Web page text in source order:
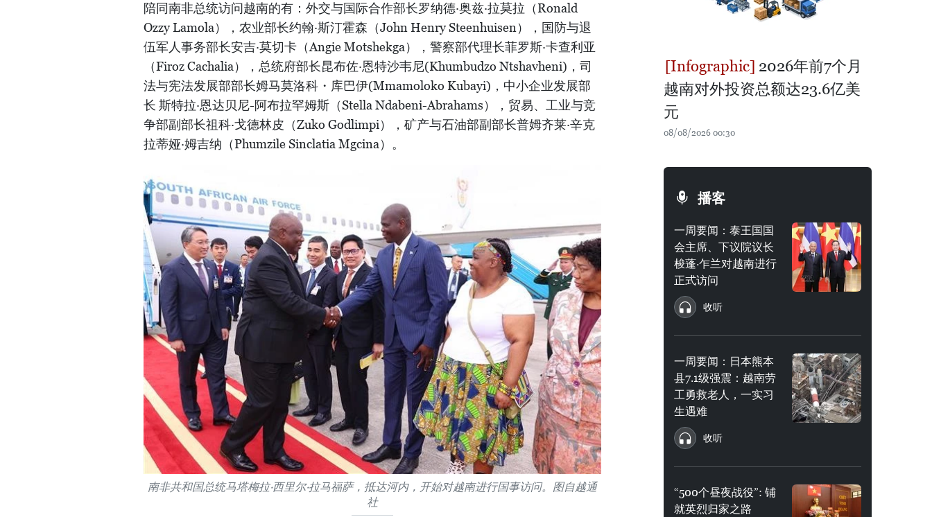
陪同南非总统访问越南的有：外交与国际合作部长罗纳德·奥兹·拉莫拉（Ronald
Ozzy Lamola），农业部长约翰·斯汀霍森（John Henry Steenhuisen），国防与退
伍军人事务部长安吉·莫切卡（Angie Motshekga），警察部代理长菲罗斯·卡查利亚
（Firoz Cachalia），总统府部长昆布佐·恩特沙韦尼(Khumbudzo Ntshavheni)，司
法与宪法发展部部长姆马莫洛科・库巴伊(Mmamoloko Kubayi)，中小企业发展部
长 斯特拉·恩达贝尼-阿布拉罕姆斯（Stella Ndabeni-Abrahams），贸易、工业与竞
争部副部长祖科·戈德林皮（Zuko Godlimpi），矿产与石油部副部长普姆齐莱·辛克
拉蒂娅·姆吉纳（Phumzile Sinclatia Mgcina）。
南非共和国总统马塔梅拉·西里尔·拉马福萨，抵达河内，开始对越南进行国事访问。图自越通
社
2026年前7个月
越南对外投资总额达23.6亿美
元
08/08/2026 00:30
播客
一周要闻：泰王国国
会主席、下议院议长
梭蓬·乍兰对越南进行
正式访问
收听
一周要闻：日本熊本
县7.1级强震：越南劳
工勇救老人，一实习
生遇难
收听
“500个昼夜战役”: 铺
就英烈归家之路